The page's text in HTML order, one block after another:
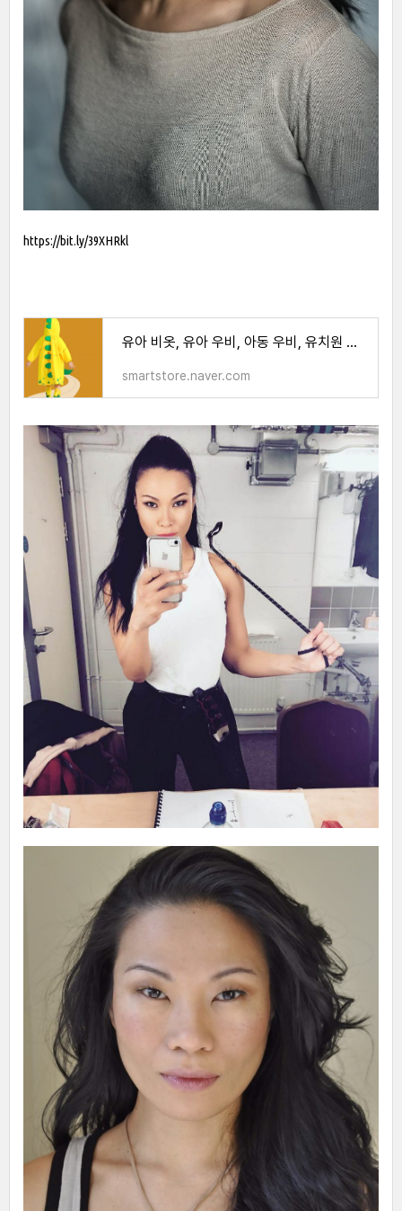
https://bit.ly/39XHRkl
유아 비옷, 유아 우비, 아동 우비, 유치원 우비, 공룡 우비, 아이 선물, 아동 우비세트, 비옷 : 예
smartstore.naver.com